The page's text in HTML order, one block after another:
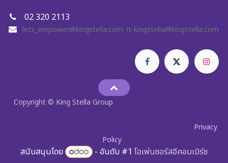
02 320 2113
lets_empower@kingstella.com; it-kingstella@kingstella.com
Copyright © King Stella Group
Privacy
Policy
สนับสนุนโดย - อันดับ #1โอเพ่นซอร์สอีคอมเมิร์ซ